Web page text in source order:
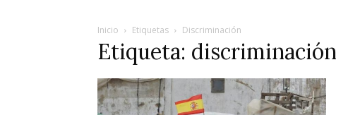
Inicio Etiquetas Discriminación
Etiqueta: discriminación